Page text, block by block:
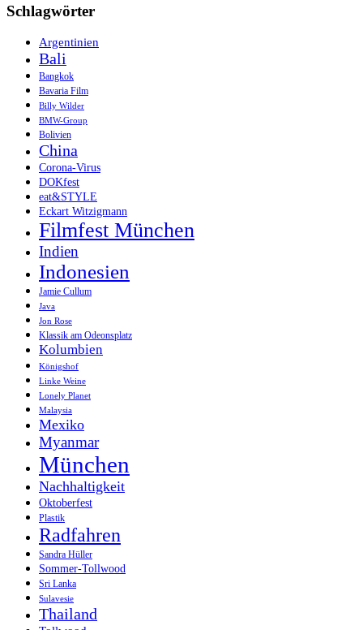
Schlagwörter
Argentinien
Bali
Bangkok
Bavaria Film
Billy Wilder
BMW-Group
Bolivien
China
Corona-Virus
DOKfest
eat&STYLE
Eckart Witzigmann
Filmfest München
Indien
Indonesien
Jamie Cullum
Java
Jon Rose
Klassik am Odeonsplatz
Kolumbien
Königshof
Linke Weine
Lonely Planet
Malaysia
Mexiko
Myanmar
München
Nachhaltigkeit
Oktoberfest
Plastik
Radfahren
Sandra Hüller
Sommer-Tollwood
Sri Lanka
Sulavesie
Thailand